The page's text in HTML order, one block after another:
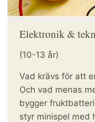
Elektronik &
(10-13 år)
Vad krävs för att
Och vad menas
bygger
styr minispel med